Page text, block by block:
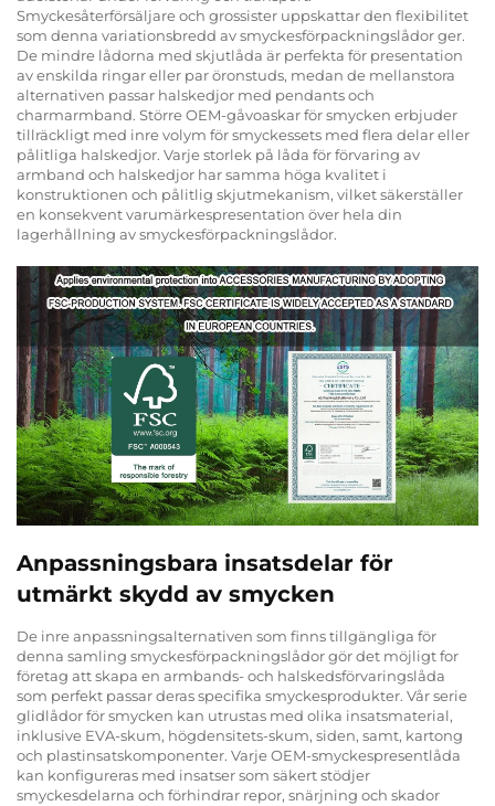
Smyckesåterförsäljare och grossister uppskattar den flexibilitet
som denna variationsbredd av smyckesförpackningslådor ger.
De mindre lådorna med skjutlåda är perfekta för presentation
av enskilda ringar eller par öronstuds, medan de mellanstora
alternativen passar halskedjor med pendants och
charmarmband. Större OEM-gåvoaskar för smycken erbjuder
tillräckligt med inre volym för smyckessets med flera delar eller
pålitliga halskedjor. Varje storlek på låda för förvaring av
armband och halskedjor har samma höga kvalitet i
konstruktionen och pålitlig skjutmekanism, vilket säkerställer
en konsekvent varumärkespresentation över hela din
lagerhållning av smyckesförpackningslådor.
Anpassningsbara insatsdelar för
utmärkt skydd av smycken
De inre anpassningsalternativen som finns tillgängliga för
denna samling smyckesförpackningslådor gör det möjligt for
företag att skapa en armbands- och halskedsförvaringslåda
som perfekt passar deras specifika smyckesprodukter. Vår serie
glidlådor för smycken kan utrustas med olika insatsmaterial,
inklusive EVA-skum, högdensitets-skum, siden, samt, kartong
och plastinsatskomponenter. Varje OEM-smyckespresentlåda
kan konfigureras med insatser som säkert stödjer
smyckesdelarna och förhindrar repor, snärjning och skador